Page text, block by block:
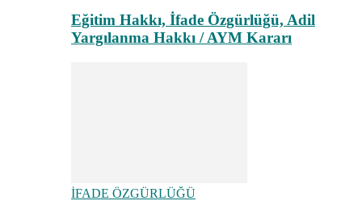
Eğitim Hakkı, İfade Özgürlüğü, Adil
Yargılanma Hakkı / AYM Kararı
İFADE ÖZGÜRLÜĞÜ